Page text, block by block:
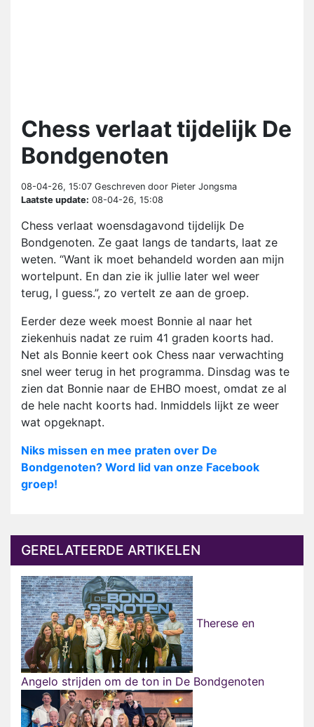
Chess verlaat tijdelijk De
Bondgenoten
08-04-26, 15:07 Geschreven door Pieter Jongsma
Laatste update: 08-04-26, 15:08
Chess verlaat woensdagavond tijdelijk De
Bondgenoten. Ze gaat langs de tandarts, laat ze
weten. “Want ik moet behandeld worden aan mijn
wortelpunt. En dan zie ik jullie later wel weer
terug, I guess.”, zo vertelt ze aan de groep.
Eerder deze week moest Bonnie al naar het
ziekenhuis nadat ze ruim 41 graden koorts had.
Net als Bonnie keert ook Chess naar verwachting
snel weer terug in het programma. Dinsdag was te
zien dat Bonnie naar de EHBO moest, omdat ze al
de hele nacht koorts had. Inmiddels lijkt ze weer
wat opgeknapt.
Niks missen en mee praten over De
Bondgenoten? Word lid van onze Facebook
groep!
GERELATEERDE ARTIKELEN
Therese en
Angelo strijden om de ton in De Bondgenoten